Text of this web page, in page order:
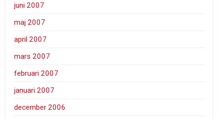
juni 2007
maj 2007
april 2007
mars 2007
februari 2007
januari 2007
december 2006